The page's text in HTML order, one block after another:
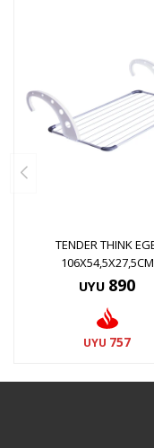
TENDER THINK
106X54,5X27,5CM
UYU 890
UYU 757